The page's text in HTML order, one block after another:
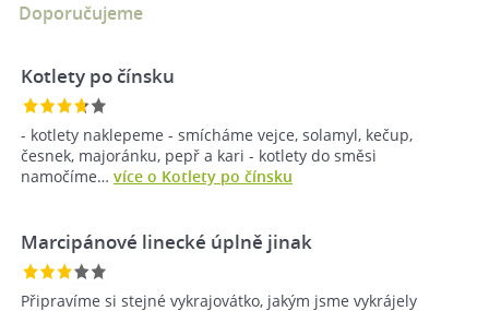
Doporučujeme
Kotlety po čínsku
- kotlety naklepeme - smícháme vejce, solamyl, kečup,
česnek, majoránku, pepř a kari - kotlety do směsi
namočíme… více o Kotlety po čínsku
Marcipánové linecké úplně jinak
Připravíme si stejné vykrajovátko, jakým jsme vykrájely